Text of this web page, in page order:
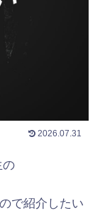
2026.07.31
の
で紹介したい